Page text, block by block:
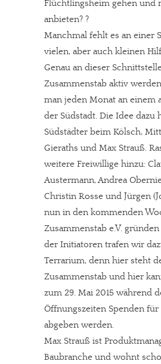
Flüchtlingsheim gehen und
anbieten? ?
Manchmal fehlt es an einer
vielen, aber auch kleinen
Genau an dieser
Zusammenstab aktiv
man jeden Monat an einem
der Südstadt. Die Idee dazu
Südstädter beim Kölsch,
Gieraths und Max Strauß.
weitere Freiwillige hinzu:
Austermann, Andrea
Christin Rosse und Jürgen
nun in den kommenden
Zusammenstab e.V.
der Initiatoren trafen wir
Terrarium, denn hier steht
Zusammenstab und hier
zum 29. Mai 2015 während
Öffnungszeiten Spenden
abgeben werden.
Max Strauß ist
Baubranche und wohnt